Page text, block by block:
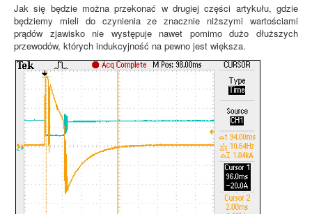
Jak się będzie można przekonać w drugiej części artykułu, gdzie
będziemy mieli do czynienia ze znacznie niższymi wartościami
prądów zjawisko nie występuje nawet pomimo dużo dłuższych
przewodów, których indukcyjność na pewno jest większa.